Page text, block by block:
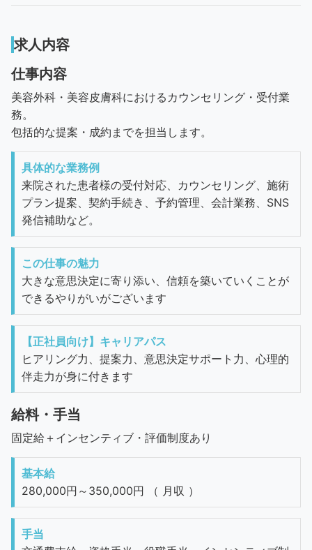
求人内容
仕事内容
美容外科・美容皮膚科におけるカウンセリング・受付業
務。
包括的な提案・成約までを担当します。
具体的な業務例
来院された患者様の受付対応、カウンセリング、施術
プラン提案、契約手続き、予約管理、会計業務、SNS
発信補助など。
この仕事の魅力
大きな意思決定に寄り添い、信頼を築いていくことが
できるやりがいがございます
【正社員向け】キャリアパス
ヒアリング力、提案力、意思決定サポート力、心理的
伴走力が身に付きます
給料・手当
固定給＋インセンティブ・評価制度あり
基本給
280,000円～350,000円 （ 月収 ）
手当